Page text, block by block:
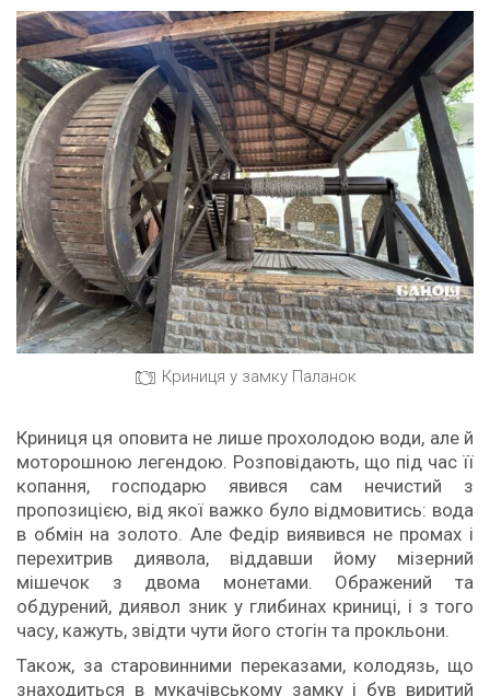
Криниця у замку Паланок
Криниця ця оповита не лише прохолодою води, але й
моторошною легендою. Розповідають, що під час її
копання, господарю явився сам нечистий з
пропозицією, від якої важко було відмовитись: вода
в обмін на золото. Але Федір виявився не промах і
перехитрив диявола, віддавши йому мізерний
мішечок з двома монетами. Ображений та
обдурений, диявол зник у глибинах криниці, і з того
часу, кажуть, звідти чути його стогін та прокльони.
Також, за старовинними переказами, колодязь, що
знаходиться в мукачівському замку і був виритий